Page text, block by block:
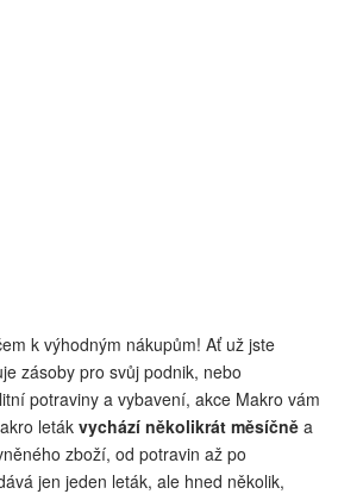
k výhodným nákupům! Ať už jste
zásoby pro svůj podnik, nebo
potraviny a vybavení, akce Makro vám
leták vychází několikrát měsíčně a
zboží, od potravin až po
jen jeden leták, ale hned několik,